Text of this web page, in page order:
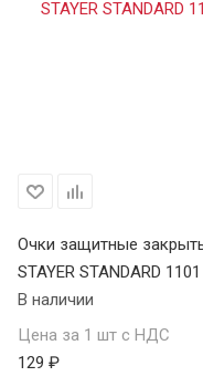
Очки защитные
STAYER STANDARD 1101
В наличии
Цена за 1 шт с НДС
129 ₽